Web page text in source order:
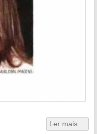
Ler mais ...